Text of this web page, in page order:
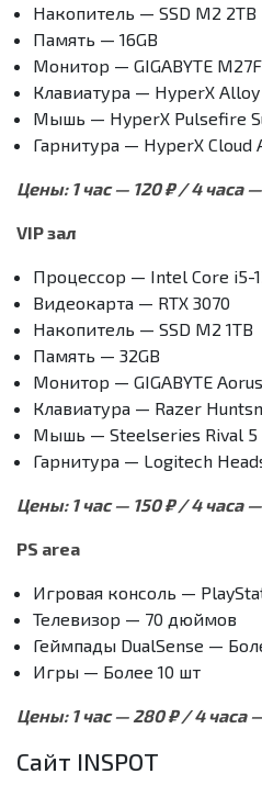
Накопитель — SSD M2 2TB
Память — 16GB
Монитор — GIGABYTE M27F
Клавиатура — HyperX Alloy
Мышь — HyperX Pulsefire
Гарнитура — HyperX Cloud
Цены: 1 час — 120 ₽ / 4 часа
VIP зал
Процессор — Intel Core i5-
Видеокарта — RTX 3070
Накопитель — SSD M2 1TB
Память — 32GB
Монитор — GIGABYTE Aorus
Клавиатура — Razer
Мышь — Steelseries Rival 5
Гарнитура — Logitech
Цены: 1 час — 150 ₽ / 4 часа
PS area
Игровая консоль —
Телевизор — 70 дюймов
Геймпады DualSense —
Игры — Более 10 шт
Цены: 1 час — 280 ₽ / 4 часа
Сайт INSPOT